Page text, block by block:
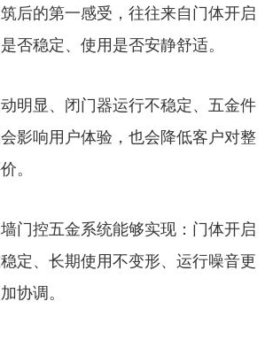
后的第一感受，往往来自门体开启
否稳定、使用是否安静舒适。
显、闭门器运行不稳定、五金件
影响用户体验，也会降低客户对整
。
控五金系统能够实现：门体开启
定、长期使用不变形、运行噪音更
协调。